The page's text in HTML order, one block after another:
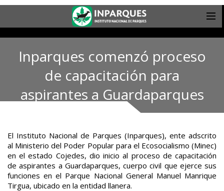
Inparques comenzó proceso
de capacitación para
aspirantes a Guardaparques
El Instituto Nacional de Parques (Inparques), ente adscrito
al Ministerio del Poder Popular para el Ecosocialismo (Minec)
en el estado Cojedes, dio inicio al proceso de capacitación
de aspirantes a Guardaparques, cuerpo civil que ejerce sus
funciones en el Parque Nacional General Manuel Manrique
Tirgua, ubicado en la entidad llanera.